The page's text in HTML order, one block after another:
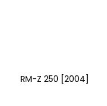
RM-Z 250 [2004]